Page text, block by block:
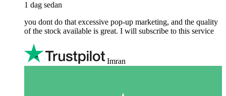
1 dag sedan
you dont do that excessive pop-up marketing, and the quality
of the stock available is great. I will subscribe to this service
Imran